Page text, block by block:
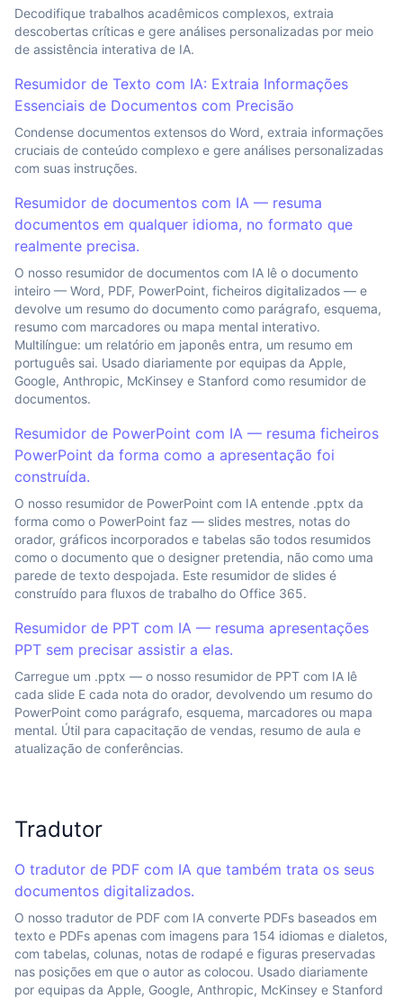
Decodifique trabalhos acadêmicos complexos, extraia
descobertas críticas e gere análises personalizadas por meio
de assistência interativa de IA.
Resumidor de Texto com IA: Extraia Informações
Essenciais de Documentos com Precisão
Condense documentos extensos do Word, extraia informações
cruciais de conteúdo complexo e gere análises personalizadas
com suas instruções.
Resumidor de documentos com IA — resuma
documentos em qualquer idioma, no formato que
realmente precisa.
O nosso resumidor de documentos com IA lê o documento
inteiro — Word, PDF, PowerPoint, ficheiros digitalizados — e
devolve um resumo do documento como parágrafo, esquema,
resumo com marcadores ou mapa mental interativo.
Multilíngue: um relatório em japonês entra, um resumo em
português sai. Usado diariamente por equipas da Apple,
Google, Anthropic, McKinsey e Stanford como resumidor de
documentos.
Resumidor de PowerPoint com IA — resuma ficheiros
PowerPoint da forma como a apresentação foi
construída.
O nosso resumidor de PowerPoint com IA entende .pptx da
forma como o PowerPoint faz — slides mestres, notas do
orador, gráficos incorporados e tabelas são todos resumidos
como o documento que o designer pretendia, não como uma
parede de texto despojada. Este resumidor de slides é
construído para fluxos de trabalho do Office 365.
Resumidor de PPT com IA — resuma apresentações
PPT sem precisar assistir a elas.
Carregue um .pptx — o nosso resumidor de PPT com IA lê
cada slide E cada nota do orador, devolvendo um resumo do
PowerPoint como parágrafo, esquema, marcadores ou mapa
mental. Útil para capacitação de vendas, resumo de aula e
atualização de conferências.
Tradutor
O tradutor de PDF com IA que também trata os seus
documentos digitalizados.
O nosso tradutor de PDF com IA converte PDFs baseados em
texto e PDFs apenas com imagens para 154 idiomas e dialetos,
com tabelas, colunas, notas de rodapé e figuras preservadas
nas posições em que o autor as colocou. Usado diariamente
por equipas da Apple, Google, Anthropic, McKinsey e Stanford